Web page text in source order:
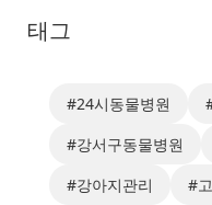
태그
#24시동물병원
#강서구동물병원
#강아지관리
#